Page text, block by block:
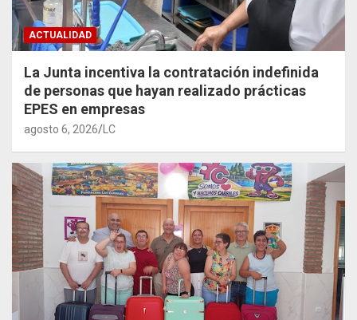
ACTUALIDAD
La Junta incentiva la contratación indefinida
de personas que hayan realizado prácticas
EPES en empresas
agosto 6, 2026 LC